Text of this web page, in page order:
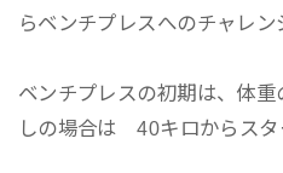
らベンチプレスへのチャレン
ベンチプレスの初期は、体
しの場合は 40キロからスタ